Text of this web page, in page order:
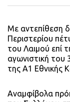
Με αντεπίθεση
Περιστερίου
του Λαιμού επί
αγωνιστική του
της Α1 Εθνικής
Αναμφίβολα